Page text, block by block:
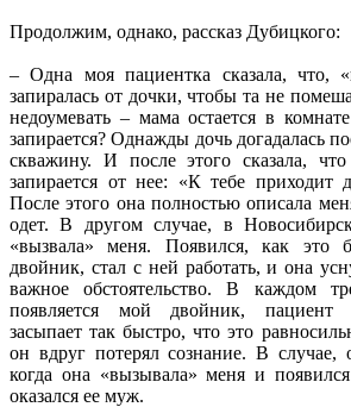
Продолжим, однако, рассказ Дубицкого:
– Одна моя пациентка сказала, что,
запиралась от дочки, чтобы та не
недоумевать – мама остается в
запирается? Однажды дочь догадалась
скважину. И после этого сказала,
запирается от нее: «К тебе приходит
После этого она полностью описала
одет. В другом случае, в
«вызвала» меня. Появился, как это
двойник, стал с ней работать, и она
важное обстоятельство. В каждом
появляется мой двойник, пациент
засыпает так быстро, что это
он вдруг потерял сознание. В случае,
когда она «вызывала» меня и
оказался ее муж.